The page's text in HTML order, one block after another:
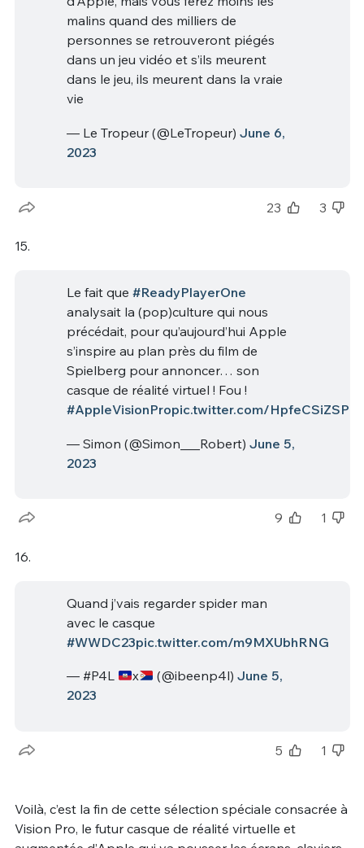
malins quand des milliers de
personnes se retrouveront piégés
dans un jeu vidéo et s’ils meurent
dans le jeu, ils meurent dans la vraie
vie
— Le Tropeur (@LeTropeur) June 6,
2023
23 3
15.
Le fait que #ReadyPlayerOne
analysait la (pop)culture qui nous
précédait, pour qu’aujourd’hui Apple
s’inspire au plan près du film de
Spielberg pour annoncer… son
casque de réalité virtuel ! Fou !
#AppleVisionPropic.twitter.com/HpfeCSiZSP
— Simon (@Simon___Robert) June 5,
2023
9 1
16.
Quand j’vais regarder spider man
avec le casque
#WWDC23pic.twitter.com/m9MXUbhRNG
— ︎#P4L x (@ibeenp4l) June 5,
2023
5 1
Voilà, c’est la fin de cette sélection spéciale consacrée à
Vision Pro, le futur casque de réalité virtuelle et